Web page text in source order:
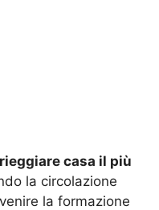
casa il più
la circolazione
la formazione